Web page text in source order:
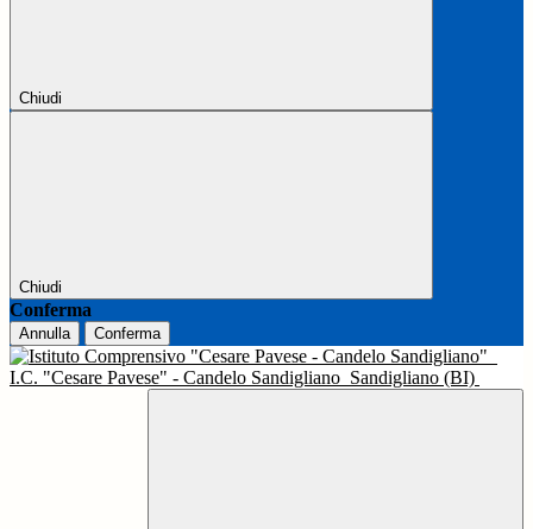
Chiudi
Chiudi
Conferma
Annulla Conferma
I.C. "Cesare Pavese" - Candelo Sandigliano Sandigliano (BI)